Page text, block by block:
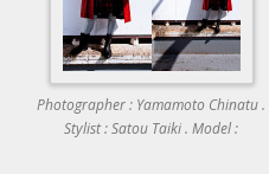
Photographer : Yamamoto Chinatu .
Stylist : Satou Taiki . Model :